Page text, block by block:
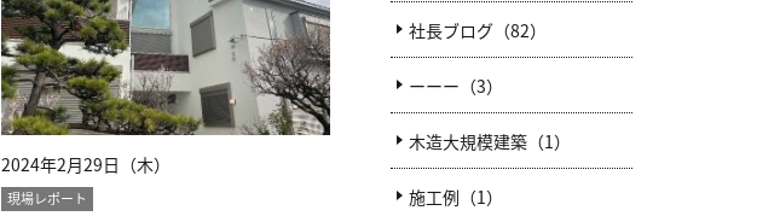
2024年2月29日（木）
現場レポート
社長ブログ（82）
ーーー（3）
木造大規模建築（1）
施工例（1）